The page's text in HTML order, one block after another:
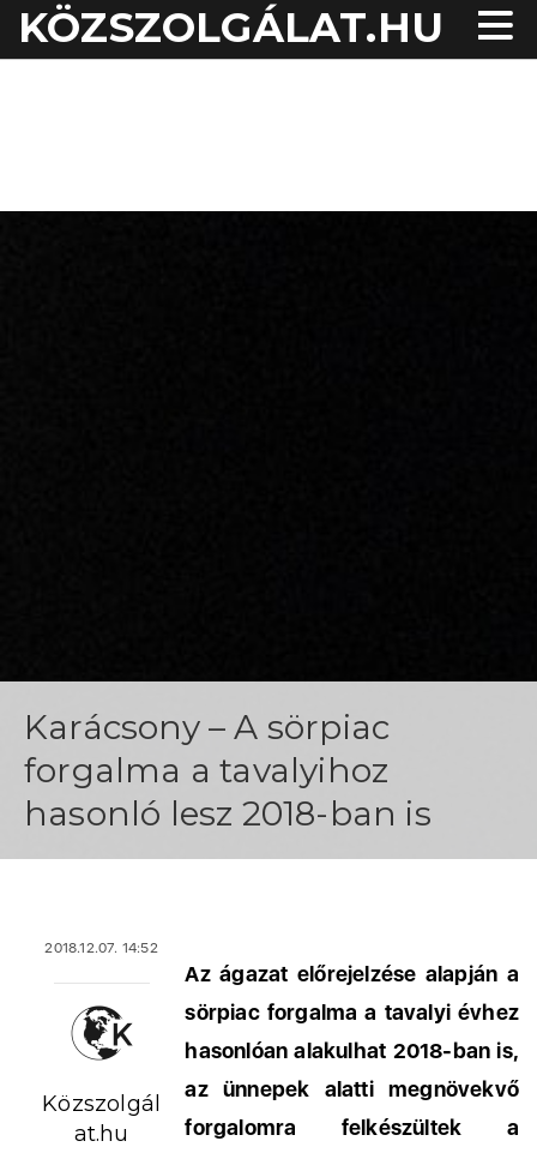
KÖZSZOLGÁLAT.HU
Karácsony – A sörpiac
forgalma a tavalyihoz
hasonló lesz 2018-ban is
2018.12.07. 14:52
Közszolgál
at.hu
Az ágazat előrejelzése alapján a
sörpiac forgalma a tavalyi évhez
hasonlóan alakulhat 2018-ban is,
az ünnepek alatti megnövekvő
forgalomra felkészültek a